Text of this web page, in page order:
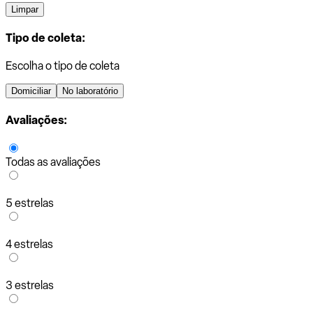
Limpar
Tipo de coleta:
Escolha o tipo de coleta
Domiciliar No laboratório
Avaliações:
Todas as avaliações
5 estrelas
4 estrelas
3 estrelas